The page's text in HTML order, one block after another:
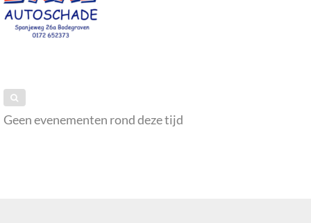
Geen evenementen rond deze tijd